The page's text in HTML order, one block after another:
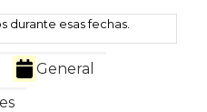
durante esas fechas.
General